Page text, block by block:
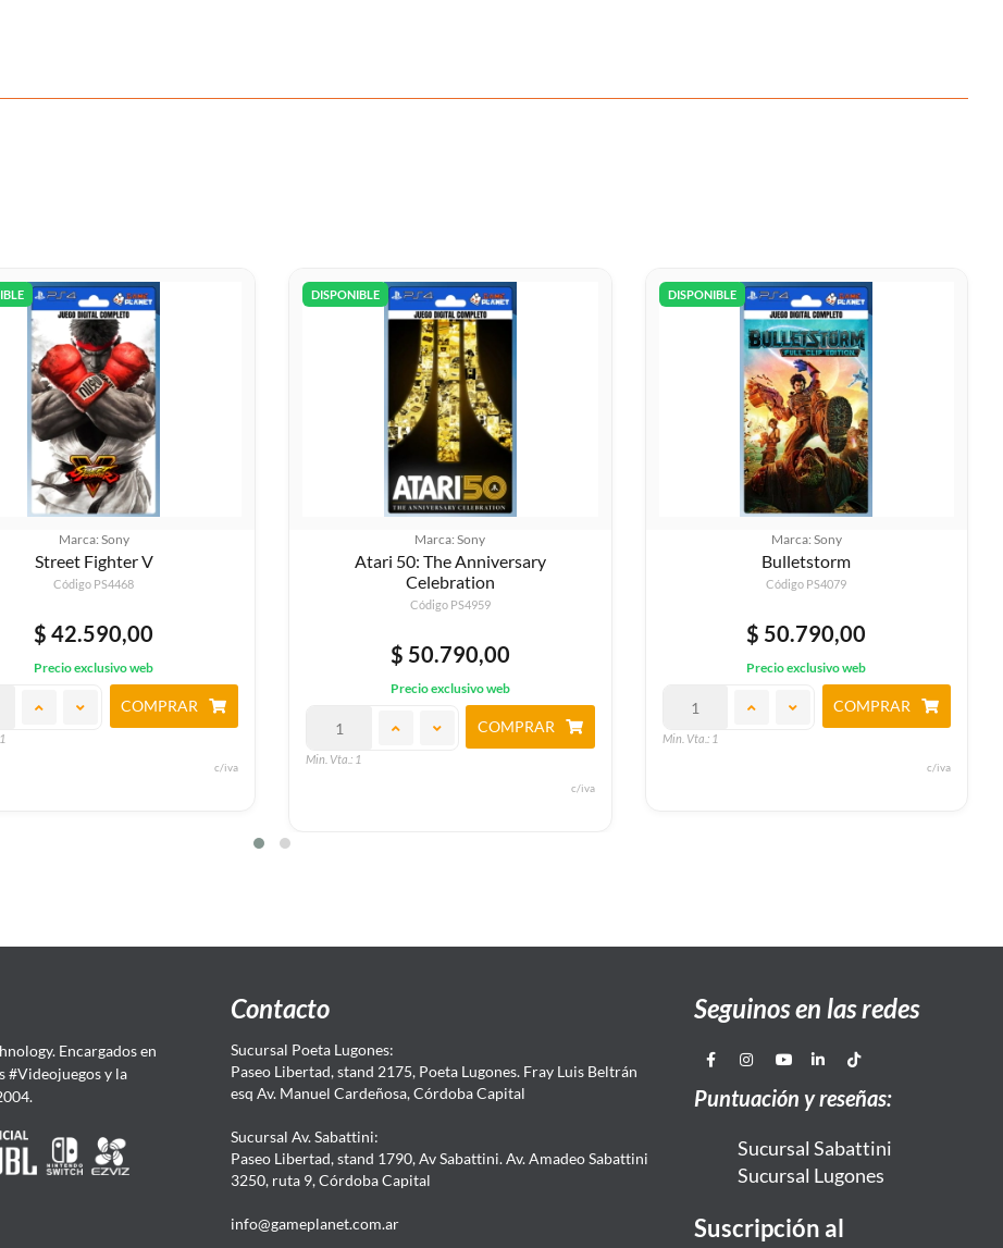
Marca: Sony
Street Fighter V
Código PS4468
$ 42.590,00
Precio exclusivo web
COMPRAR
c/iva
DISPONIBLE
Marca: Sony
Atari 50: The Anniversary
Celebration
Código PS4959
$ 50.790,00
Precio exclusivo web
Min. Vta.: 1
COMPRAR
c/iva
DISPONIBLE
Marca: Sony
Bulletstorm
Código PS4079
$ 50.790,00
Precio exclusivo web
Min. Vta.: 1
COMPRAR
c/iva
Encargados en
#Videojuegos y la
Contacto
Sucursal Poeta Lugones:
Paseo Libertad, stand 2175, Poeta Lugones. Fray Luis Beltrán
esq Av. Manuel Cardeñosa, Córdoba Capital
Sucursal Av. Sabattini:
Paseo Libertad, stand 1790, Av Sabattini. Av. Amadeo Sabattini
3250, ruta 9, Córdoba Capital
info@gameplanet.com.ar
Seguinos en las redes
Puntuación y reseñas:
Sucursal Sabattini
Sucursal Lugones
Suscripción al